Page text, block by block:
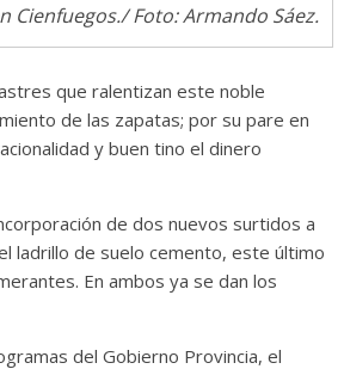
Cienfuegos./ Foto: Armando Sáez.
que ralentizan este noble
de las zapatas; por su pare en
y buen tino el dinero
de dos nuevos surtidos a
ladrillo de suelo cemento, este último
En ambos ya se dan los
del Gobierno Provincia, el